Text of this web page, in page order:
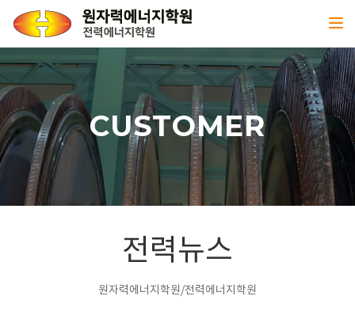
CUSTOMER
전력뉴스
원자력에너지학원/전력에너지학원